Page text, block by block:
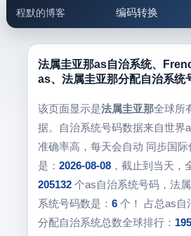
程默的博客 编码转换
邮件工具 生活便民
5.1支付宝大红包
法属圭亚那as自治系统、
as、法属圭亚那分配自治系统
该页面显示是法属圭亚那全球所
据。自治系统号码数据来自世界
准确率高，每天会自动 同步国
是： 2026-08-08，截止到当天，
205132个as自治系统号码，法
系统号码数是： 6个！ 占总as自
分配自治系统总数全球排行： 195